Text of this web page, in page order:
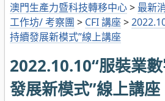
澳門生產力暨科技轉移中心> 最新
工作坊/ 考察團 > CFI 講座>
持續發展新模式”線上講座
2022.10.10“服裝業
發展新模式”線上講座